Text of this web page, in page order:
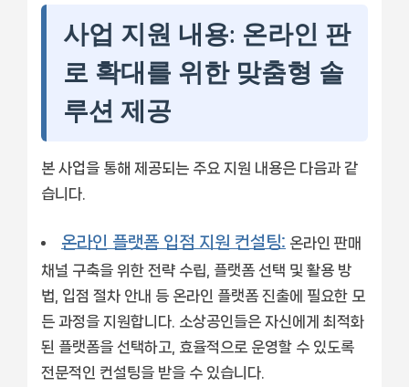
사업 지원 내용: 온라인 판
로 확대를 위한 맞춤형 솔
루션 제공
본 사업을 통해 제공되는 주요 지원 내용은 다음과 같
습니다.
온라인 플랫폼 입점 지원 컨설팅: 온라인 판매
채널 구축을 위한 전략 수립, 플랫폼 선택 및 활용 방
법, 입점 절차 안내 등 온라인 플랫폼 진출에 필요한 모
든 과정을 지원합니다. 소상공인들은 자신에게 최적화
된 플랫폼을 선택하고, 효율적으로 운영할 수 있도록
전문적인 컨설팅을 받을 수 있습니다.